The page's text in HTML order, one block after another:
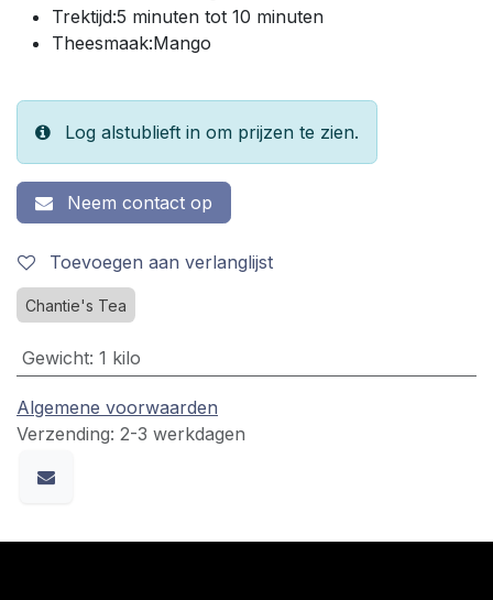
Trektijd:5 minuten tot 10 minuten
Theesmaak:Mango
Log alstublieft in om prijzen te zien.
Neem contact op
Toevoegen aan verlanglijst
Chantie's Tea
Gewicht: 1 kilo
Algemene voorwaarden
Verzending: 2-3 werkdagen